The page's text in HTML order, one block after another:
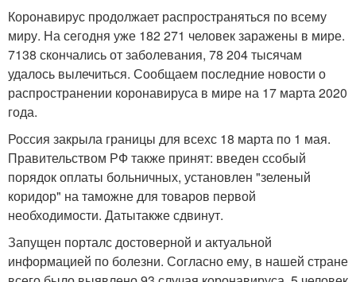
Коронавирус продолжает распространяться по всему
миру. На сегодня уже 182 271 человек заражены в мире.
7138 скончались от заболевания, 78 204 тысячам
удалось вылечиться. Сообщаем последние новости о
распространении коронавируса в мире на 17 марта 2020
года.
Россия закрыла границы для всехс 18 марта по 1 мая.
Правительством РФ также принят: введен ссобый
порядок оплаты больничных, установлен "зеленый
коридор" на таможне для товаров первой
необходимости. Датытакже сдвинут.
Запущен порталс достоверной и актуальной
информацией по болезни. Согласно ему, в нашей стране